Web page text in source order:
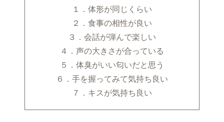
１．体形が同じくらい
２．食事の相性が良い
３．会話が弾んで楽しい
４．声の大きさが合っている
５．体臭がいい匂いだと思う
６．手を握ってみて気持ち良い
７．キスが気持ち良い